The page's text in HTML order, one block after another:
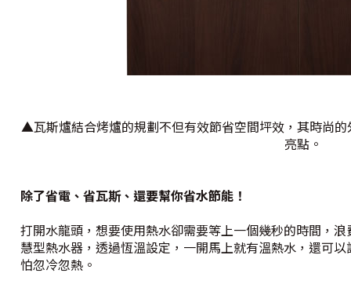
▲瓦斯爐結合烤爐的規劃不但有效節省空間坪效，其時尚
亮點。
除了省電、省瓦斯、還要幫你省水節能！
打開水龍頭，想要使用熱水卻需要等上一個幾秒的時間，
慧型熱水器，透過恆溫設定，一開馬上就有溫熱水，還可
怕忽冷忽熱。